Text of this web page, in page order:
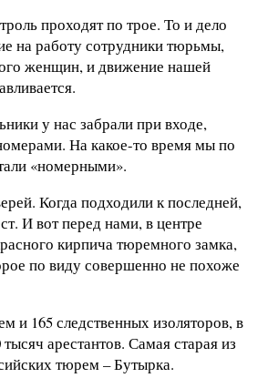
проходят по трое. То и дело
на работу сотрудники тюрьмы,
женщин, и движение нашей
у нас забрали при входе,
На какое-то время мы по
«номерными».
Когда подходили к последней,
И вот перед нами, в центре
кирпича тюремного замка,
по виду совершенно не похоже
и 165 следственных изоляторов, в
арестантов. Самая старая из
тюрем – Бутырка.